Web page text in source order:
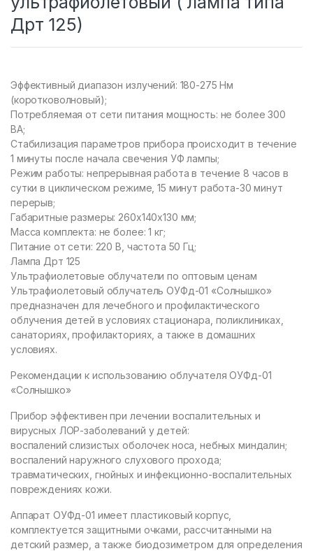
Дрт 125)
Эффективный диапазон излучений: 180-275 Нм
(коротковолновый);
Потребляемая от сети питания мощность: не более 300
ВА;
Стабилизация параметров прибора происходит в течение
1 минуты после начала свечения УФ лампы;
Режим работы: непрерывная работа в течение 8 часов в
сутки в циклическом режиме, 15 минут работа-30 минут
перерыв;
Габаритные размеры: 260х140х130 мм;
Масса комплекта: не более: 1 кг;
Питание от сети: 220 В, частота 50 Гц;
Лампа Дрт 125
Ультрафиолетовые облучатели по оптовым ценам
Ультрафиолетовый облучатель ОУФд-01 «Солнышко»
предназначен для лечебного и профилактического
облучения детей в условиях стационара, поликлиниках,
санаториях, профилакториях, а также в домашних
условиях.
Рекомендации к использованию облучателя ОУФд-01
«Солнышко»
Прибор эффективен при лечении воспалительных и
вирусных ЛОР-заболеваний у детей:
воспалений слизистых оболочек носа, небных миндалин;
воспалений наружного слухового прохода;
травматических, гнойных и инфекционно-воспалительных
повреждениях кожи.
Аппарат ОУФд-01 имеет пластиковый корпус,
комплектуется защитными очками, рассчитанными на
детский размер, а также биодозиметром для определения